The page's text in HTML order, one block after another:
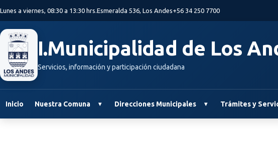
Lunes a viernes, 08:30 a 13:30 hrs.Esmeralda 536, Los Andes+56 34 250 7700
I.Municipalidad de Los
Servicios, información y participación ciudadana
Inicio Nuestra Comuna Direcciones Municipales Trámites y